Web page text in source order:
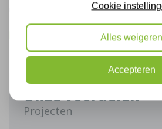
De gegevens die u hier verstrekt vallen onder
Onze voordelen
Projecten
Cookie
Alles weigeren
Accepteren